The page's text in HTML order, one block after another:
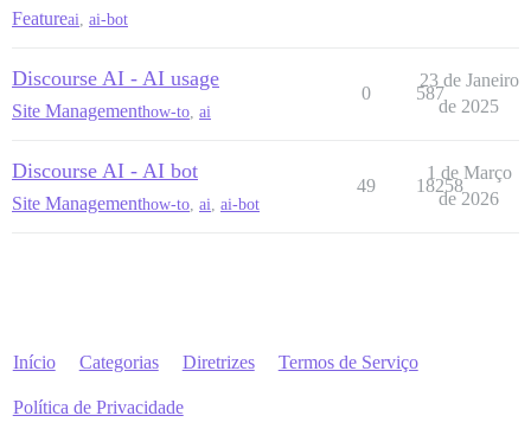
Featureai ai-bot
Discourse AI - AI usage
Site Managementhow-to ai
0 587
23 de Janeiro
de 2025
Discourse AI - AI bot
Site Managementhow-to ai ai-bot
49 18258
1 de Março
de 2026
Início Categorias Diretrizes Termos de Serviço
Política de Privacidade